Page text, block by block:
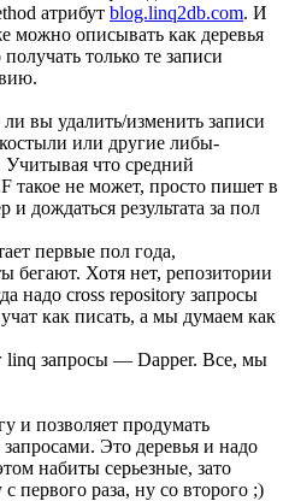
атрибут blog.linq2db.com. И
можно описывать как деревья
только те записи
вы удалить/изменить записи
или другие либы-
что средний
такое не может, просто пишет в
дождаться результата за пол
первые пол года,
бегают. Хотя нет, репозитории
надо cross repository запросы
как писать, а мы думаем как
запросы — Dapper. Все, мы
и позволяет продумать
Это деревья и надо
набиты серьезные, зато
первого раза, ну со второго ;)